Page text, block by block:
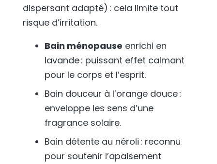
dispersant adapté) : cela limite tout
risque d’irritation.
Bain ménopause enrichi en
lavande : puissant effet calmant
pour le corps et l’esprit.
Bain douceur à l’orange douce :
enveloppe les sens d’une
fragrance solaire.
Bain détente au néroli : reconnu
pour soutenir l’apaisement